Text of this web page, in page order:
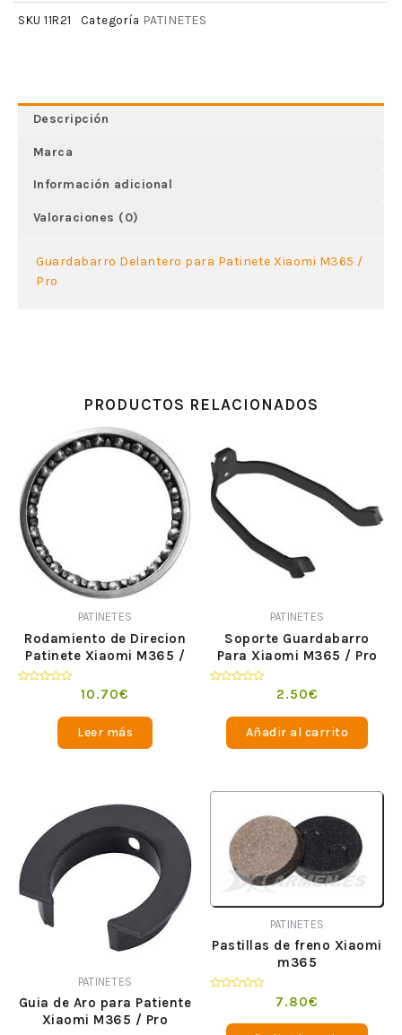
SKU 11R21 Categoría PATINETES
Descripción
Marca
Información adicional
Valoraciones (0)
Guardabarro Delantero para Patinete Xiaomi M365 /
Pro
PRODUCTOS RELACIONADOS
PATINETES
Rodamiento de Direcion
Patinete Xiaomi M365 /
10.70€
Leer más
PATINETES
Soporte Guardabarro
Para Xiaomi M365 / Pro
2.50€
Añadir al carrito
PATINETES
Guia de Aro para Patiente
Xiaomi M365 / Pro
PATINETES
Pastillas de freno Xiaomi
m365
7.80€